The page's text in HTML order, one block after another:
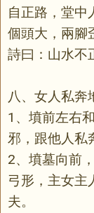
自正路，堂中
個頭大，兩腳
詩曰：山水不
八、女人私奔
1、墳前左右
邪，跟他人私
2、墳墓向前
弓形，主女主
夫。